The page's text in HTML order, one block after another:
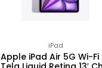
iPad
Apple iPad Air 5G Wi-Fi